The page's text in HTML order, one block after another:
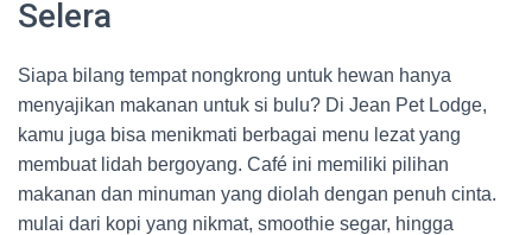
Selera
Siapa bilang tempat nongkrong untuk hewan hanya
menyajikan makanan untuk si bulu? Di Jean Pet Lodge,
kamu juga bisa menikmati berbagai menu lezat yang
membuat lidah bergoyang. Café ini memiliki pilihan
makanan dan minuman yang diolah dengan penuh cinta.
mulai dari kopi yang nikmat, smoothie segar, hingga